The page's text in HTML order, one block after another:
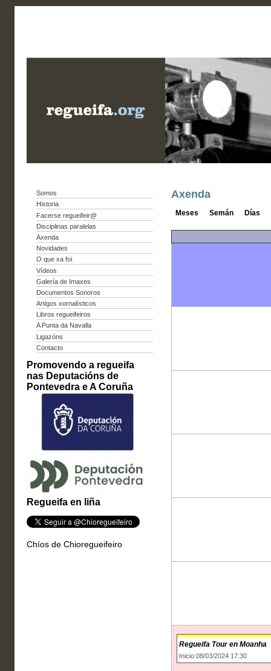
Somos
Historia
Facerse regueifeir@
Disciplinas paralelas
Axenda
Novidades
O que xa foi
Vídeos
Galería de Imaxes
Documentos Sonoros
Artigos xornalísticos
Libros regueifeiros
A Punta da Navalla
Ligazóns
Contacto
Promovendo a regueifa
nas Deputacións de
Pontevedra e A Coruña
Regueifa en liña
Chíos de Chioregueifeiro
Axenda
Meses Semán Días
Regueifa Tour en Moanha
Inicio:08/03/2024 17:30